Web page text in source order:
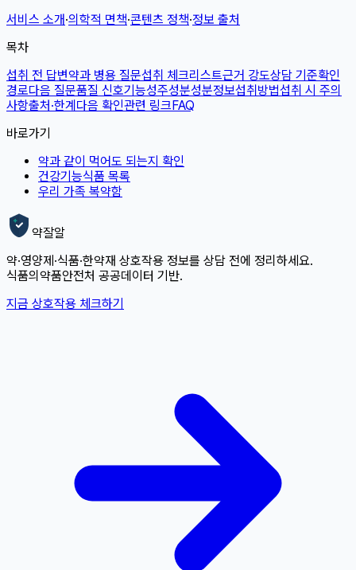
서비스 소개·의학적 면책·콘텐츠 정책·정보 출처
목차
섭취 전 답변약과 병용 질문섭취 체크리스트근거 강도상담 기준확인
경로다음 질문품질 신호기능성주성분성분정보섭취방법섭취 시 주의
사항출처·한계다음 확인관련 링크FAQ
바로가기
약과 같이 먹어도 되는지 확인
건강기능식품 목록
우리 가족 복약함
약잘알
약·영양제·식품·한약재 상호작용 정보를 상담 전에 정리하세요.
식품의약품안전처 공공데이터 기반.
지금 상호작용 체크하기